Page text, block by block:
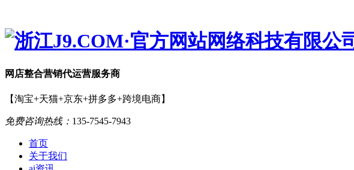
网店整合营销代运营服务商
【淘宝+天猫+京东+拼多多+跨境电商】
免费咨询热线： 135-7545-7943
首页
关于我们